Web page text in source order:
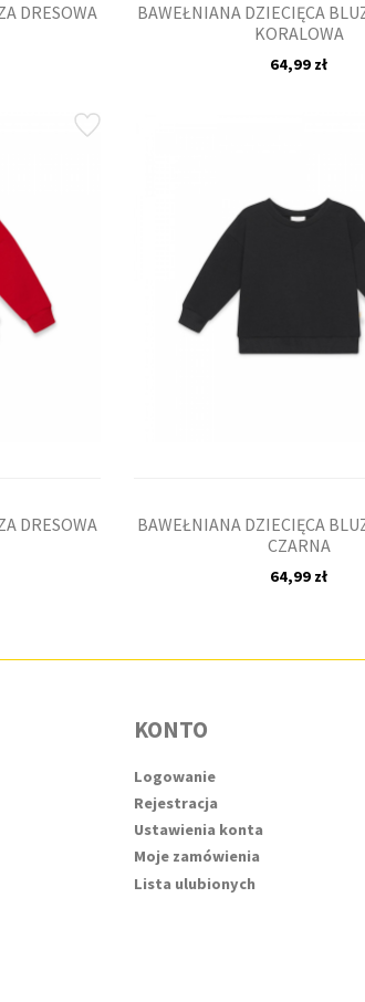
DRESOWA
BAWEŁNIANA DZIECIĘCA
KORALOWA
64,99 zł
DRESOWA
BAWEŁNIANA DZIECIĘCA
CZARNA
64,99 zł
KONTO
Logowanie
Rejestracja
Ustawienia konta
Moje zamówienia
Lista ulubionych